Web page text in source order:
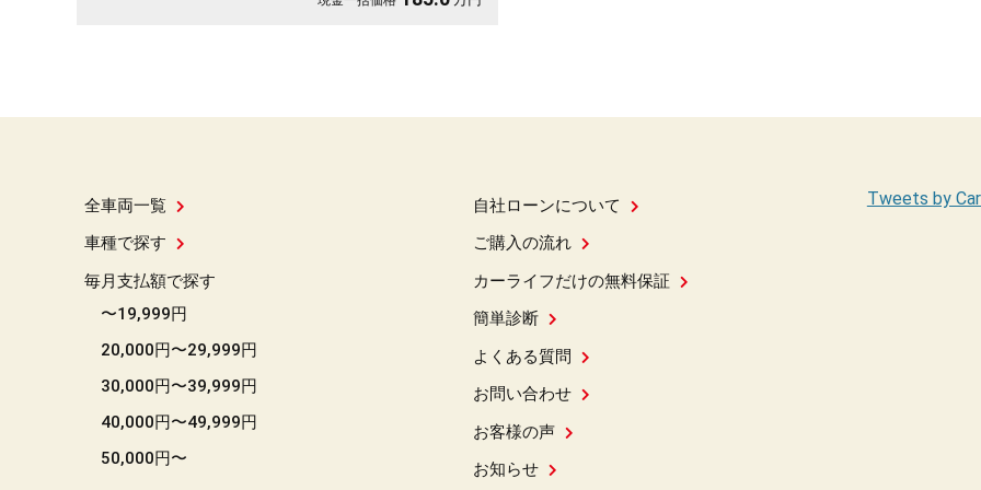
全車両一覧
車種で探す
毎月支払額で探す
〜19,999円
20,000円〜29,999円
30,000円〜39,999円
40,000円〜49,999円
50,000円〜
自社ローンについて
ご購入の流れ
カーライフだけの無料保証
簡単診断
よくある質問
お問い合わせ
お客様の声
お知らせ
Tweets by